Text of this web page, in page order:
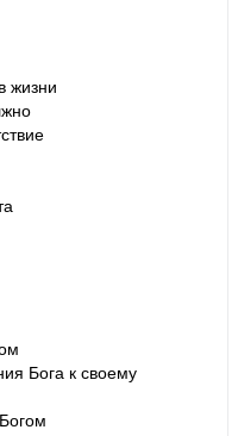
жизни
Бога к своему